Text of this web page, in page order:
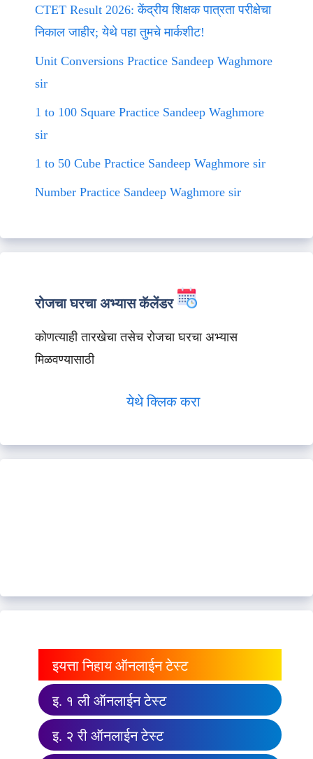
CTET Result 2026: केंद्रीय शिक्षक पात्रता परीक्षेचा
निकाल जाहीर; येथे पहा तुमचे मार्कशीट!
Unit Conversions Practice Sandeep Waghmore
sir
1 to 100 Square Practice Sandeep Waghmore
sir
1 to 50 Cube Practice Sandeep Waghmore sir
Number Practice Sandeep Waghmore sir
रोजचा घरचा अभ्यास कॅलेंडर
कोणत्याही तारखेचा तसेच रोजचा घरचा अभ्यास
मिळवण्यासाठी
येथे क्लिक करा
इयत्ता निहाय ऑनलाईन टेस्ट
इ. १ ली ऑनलाईन टेस्ट
इ. २ री ऑनलाईन टेस्ट